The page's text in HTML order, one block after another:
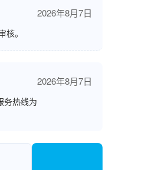
2026年8月7日
。
2026年8月7日
务热线为